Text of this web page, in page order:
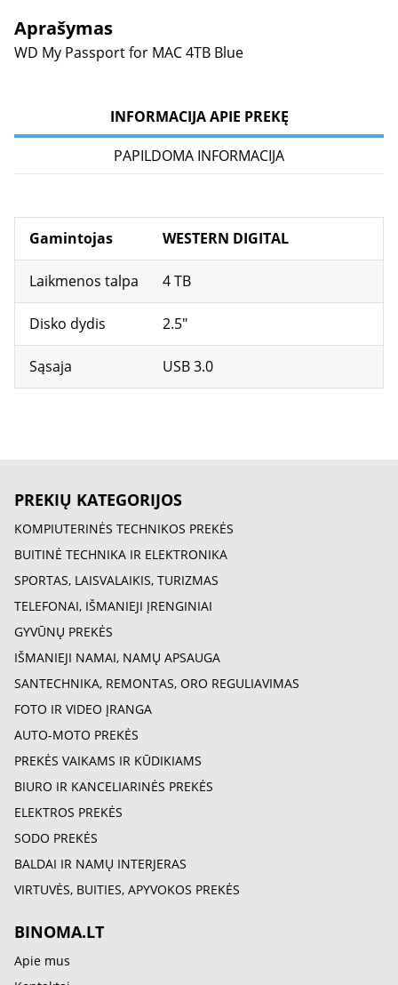
Aprašymas
WD My Passport for MAC 4TB Blue
INFORMACIJA APIE PREKĘ
PAPILDOMA INFORMACIJA
Gamintojas WESTERN DIGITAL
Laikmenos talpa 4 TB
Disko dydis 2.5"
Sąsaja USB 3.0
PREKIŲ KATEGORIJOS
KOMPIUTERINĖS TECHNIKOS PREKĖS
BUITINĖ TECHNIKA IR ELEKTRONIKA
SPORTAS, LAISVALAIKIS, TURIZMAS
TELEFONAI, IŠMANIEJI ĮRENGINIAI
GYVŪNŲ PREKĖS
IŠMANIEJI NAMAI, NAMŲ APSAUGA
SANTECHNIKA, REMONTAS, ORO REGULIAVIMAS
FOTO IR VIDEO ĮRANGA
AUTO-MOTO PREKĖS
PREKĖS VAIKAMS IR KŪDIKIAMS
BIURO IR KANCELIARINĖS PREKĖS
ELEKTROS PREKĖS
SODO PREKĖS
BALDAI IR NAMŲ INTERJERAS
VIRTUVĖS, BUITIES, APYVOKOS PREKĖS
BINOMA.LT
Apie mus